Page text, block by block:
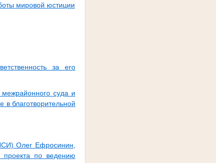
мировой юстиции
за его
суда и
в благотворительной
Олег Ефросинин,
проекта по ведению